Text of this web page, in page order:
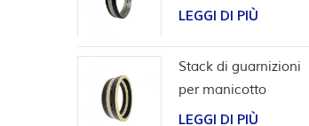
completamento
LEGGI DI PIÙ
Stack di guarnizioni
per manicotto
scorrevole per utensili
LEGGI DI PIÙ